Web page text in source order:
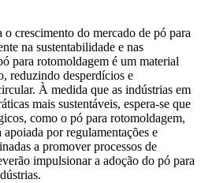
crescimento do mercado de pó para
na sustentabilidade e nas
para rotomoldagem é um material
reduzindo desperdícios e
À medida que as indústrias em
mais sustentáveis, espera-se que
como o pó para rotomoldagem,
por regulamentações e
a promover processos de
impulsionar a adoção do pó para